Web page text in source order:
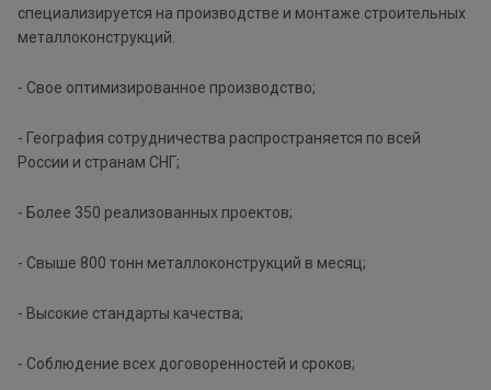
специализируется на производстве и монтаже строительных
металлоконструкций.
- Свое оптимизированное производство;
- География сотрудничества распространяется по всей
России и странам СНГ;
- Более 350 реализованных проектов;
- Свыше 800 тонн металлоконструкций в месяц;
- Высокие стандарты качества;
- Соблюдение всех договоренностей и сроков;